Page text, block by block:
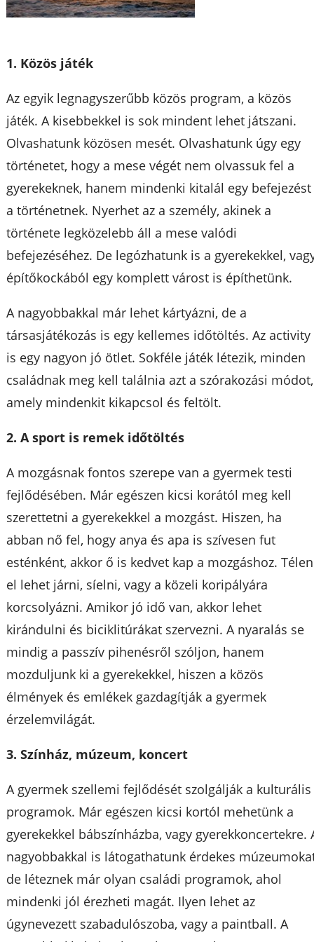
1. Közös játék
Az egyik legnagyszerűbb közös program, a közös
játék. A kisebbekkel is sok mindent lehet játszani.
Olvashatunk közösen mesét. Olvashatunk úgy egy
történetet, hogy a mese végét nem olvassuk fel a
gyerekeknek, hanem mindenki kitalál egy befejezést
a történetnek. Nyerhet az a személy, akinek a
története legközelebb áll a mese valódi
befejezéséhez. De legózhatunk is a gyerekekkel,
építőkockából egy komplett várost is építhetünk.
A nagyobbakkal már lehet kártyázni, de a
társasjátékozás is egy kellemes időtöltés. Az activity
is egy nagyon jó ötlet. Sokféle játék létezik, minden
családnak meg kell találnia azt a szórakozási módot,
amely mindenkit kikapcsol és feltölt.
2. A sport is remek időtöltés
A mozgásnak fontos szerepe van a gyermek testi
fejlődésében. Már egészen kicsi korától meg kell
szerettetni a gyerekekkel a mozgást. Hiszen, ha
abban nő fel, hogy anya és apa is szívesen fut
esténként, akkor ő is kedvet kap a mozgáshoz. Télen
el lehet járni, síelni, vagy a közeli koripályára
korcsolyázni. Amikor jó idő van, akkor lehet
kirándulni és biciklitúrákat szervezni. A nyaralás se
mindig a passzív pihenésről szóljon, hanem
mozduljunk ki a gyerekekkel, hiszen a közös
élmények és emlékek gazdagítják a gyermek
érzelemvilágát.
3. Színház, múzeum, koncert
A gyermek szellemi fejlődését szolgálják a kulturális
programok. Már egészen kicsi kortól mehetünk a
gyerekekkel bábszínházba, vagy gyerekkoncertekre.
nagyobbakkal is látogathatunk érdekes
de léteznek már olyan családi programok, ahol
mindenki jól érezheti magát. Ilyen lehet az
úgynevezett szabadulószoba, vagy a paintball. A